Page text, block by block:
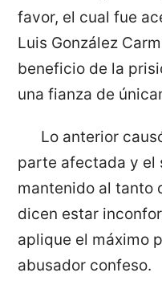
favor, el cual fue
Luis González
beneficio de la
una fianza de
Lo anterior
parte afectada y el
mantenido al tanto
dicen estar
aplique el máximo
abusador confeso.